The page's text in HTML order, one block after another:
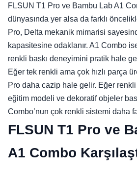
FLSUN T1 Pro ve Bambu Lab A1
dünyasında yer alsa da farklı
Pro, Delta mekanik mimarisi
kapasitesine odaklanır. A1 Combo
renkli baskı deneyimini pratik hale
Eğer tek renkli ama çok hızlı parça
Pro daha cazip hale gelir. Eğer
eğitim modeli ve dekoratif objeler
Combo’nun çok renkli sistemi daha
FLSUN T1 Pro ve
A1 Combo